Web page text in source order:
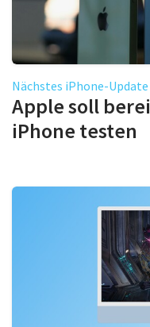
Nächstes iPhone-Update
Apple soll
iPhone testen